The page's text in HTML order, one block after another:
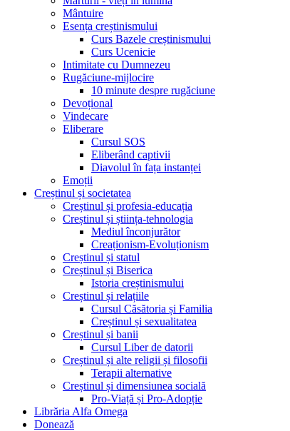
Mântuire
Esența creștinismului
Curs Bazele creștinismului
Curs Ucenicie
Intimitate cu Dumnezeu
Rugăciune-mijlocire
10 minute despre rugăciune
Devoțional
Vindecare
Eliberare
Cursul SOS
Eliberând captivii
Diavolul în fața instanței
Emoții
Creștinul și societatea
Creștinul și profesia-educația
Creștinul și știința-tehnologia
Mediul înconjurător
Creaționism-Evoluționism
Creștinul și statul
Creștinul și Biserica
Istoria creștinismului
Creștinul și relațiile
Cursul Căsătoria și Familia
Creștinul și sexualitatea
Creștinul și banii
Cursul Liber de datorii
Creștinul și alte religii și filosofii
Terapii alternative
Creștinul și dimensiunea socială
Pro-Viață și Pro-Adopție
Librăria Alfa Omega
Donează